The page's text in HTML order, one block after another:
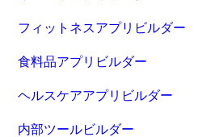
フィットネスアプリビルダー
食料品アプリビルダー
ヘルスケアアプリビルダー
内部ツールビルダー